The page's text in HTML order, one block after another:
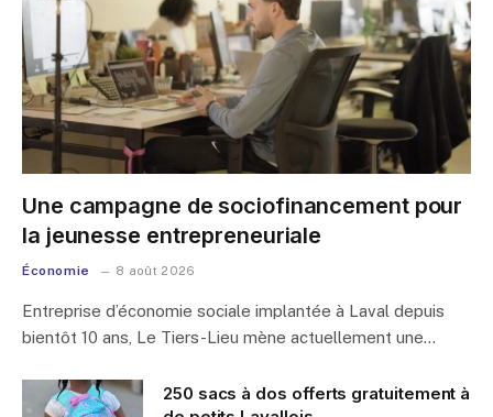
Une campagne de sociofinancement pour
la jeunesse entrepreneuriale
Économie 8 août 2026
Entreprise d’économie sociale implantée à Laval depuis
bientôt 10 ans, Le Tiers-Lieu mène actuellement une…
250 sacs à dos offerts gratuitement à